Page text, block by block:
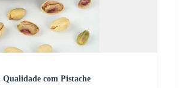
Qualidade com Pistache